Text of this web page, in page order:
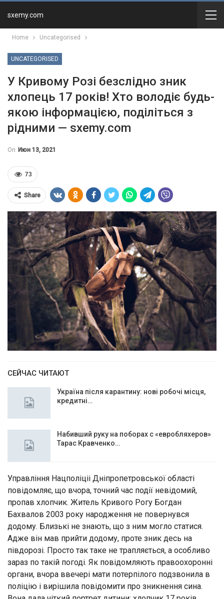
sxemy.com
Home Uncategorised
UNCATEGORISED
У Кривому Розі безслідно зник
хлопець 17 років! Хто володіє будь-
якою інформацією, поділіться з
рідними — sxemy.com
On Июн 13, 2021
73
Share
СЕЙЧАС ЧИТАЮТ
Україна після карантину: нові робочі місця,
кредитні…
Набивший руку на поборах с «евробляхеров»
Тарас Кравченко…
Управління Нацполіціі Дніпропетровської області
повідомляє, що вчора, точний час події невідомий,
пропав хлопчик. Житель Кривого Рогу Богдан
Бахвалов 2003 року народження не повернувся
додому. Близькі не знають, що з ним могло статися.
Адже він мав прийти додому, проте зник десь на
півдорозі. Просто так таке не трапляється, а особливо
зараз по такій погоді. Як повідомляють правоохоронні
органи, вчора ввечері мати потерпілого подзвонила в
поліцію і вирішила повідомити про зникнення сина.